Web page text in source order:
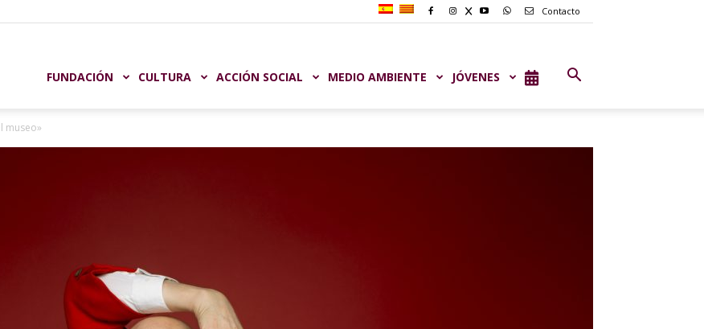
Contacto
FUNDACIÓN CULTURA ACCIÓN SOCIAL MEDIO AMBIENTE JÓVENES
museo»